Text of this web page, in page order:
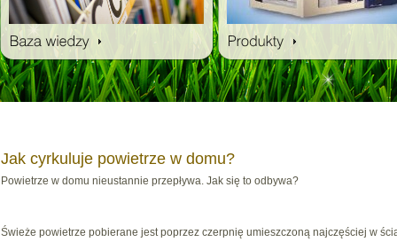
Jak cyrkuluje powietrze w domu?
Powietrze w domu nieustannie przepływa. Jak się to odbywa?
Świeże powietrze pobierane jest poprzez czerpnię umieszczoną najczęściej w